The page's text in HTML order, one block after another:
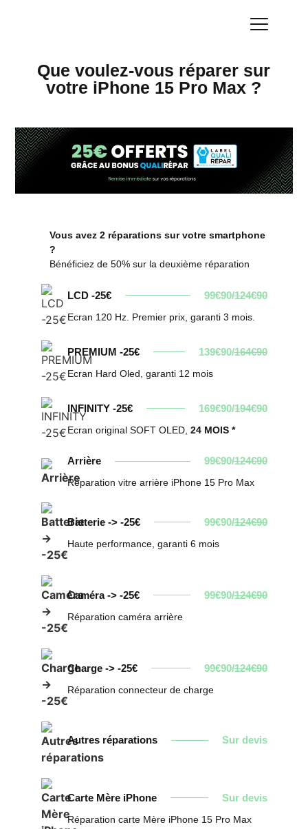
Que voulez-vous réparer sur
votre iPhone 15 Pro Max ?
Vous avez 2 réparations sur votre smartphone
?
Bénéficiez de 50% sur la deuxième réparation
LCD -25€ 99€90/124€90
Ecran 120 Hz. Premier prix, garanti 3 mois.
PREMIUM -25€ 139€90/164€90
Ecran Hard Oled, garanti 12 mois
INFINITY -25€ 169€90/194€90
Ecran original SOFT OLED, 24 MOIS *
Arrière 99€90/124€90
Réparation vitre arrière iPhone 15 Pro Max
Batterie -> -25€ 99€90/124€90
Haute performance, garanti 6 mois
Caméra -> -25€ 99€90/124€90
Réparation caméra arrière
Charge -> -25€ 99€90/124€90
Réparation connecteur de charge
Autres réparations Sur devis
Carte Mère iPhone Sur devis
Réparation carte Mère iPhone 15 Pro Max